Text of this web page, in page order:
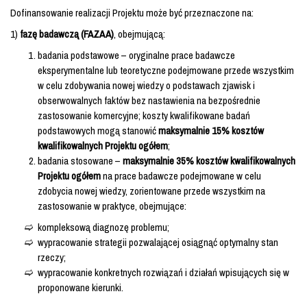
Dofinansowanie realizacji Projektu może być przeznaczone na:
1) fazę badawczą (FAZA A), obejmującą:
badania podstawowe – oryginalne prace badawcze
eksperymentalne lub teoretyczne podejmowane przede wszystkim
w celu zdobywania nowej wiedzy o podstawach zjawisk i
obserwowalnych faktów bez nastawienia na bezpośrednie
zastosowanie komercyjne; koszty kwalifikowane badań
podstawowych mogą stanowićmaksymalnie 15% kosztów
kwalifikowalnych Projektu ogółem;
badania stosowane –maksymalnie 35% kosztów kwalifikowalnych
Projektu ogółemna prace badawcze podejmowane w celu
zdobycia nowej wiedzy, zorientowane przede wszystkim na
zastosowanie w praktyce, obejmujące:
kompleksową diagnozę problemu;
wypracowanie strategii pozwalającej osiągnąć optymalny stan
rzeczy;
wypracowanie konkretnych rozwiązań i działań wpisujących się w
proponowane kierunki.